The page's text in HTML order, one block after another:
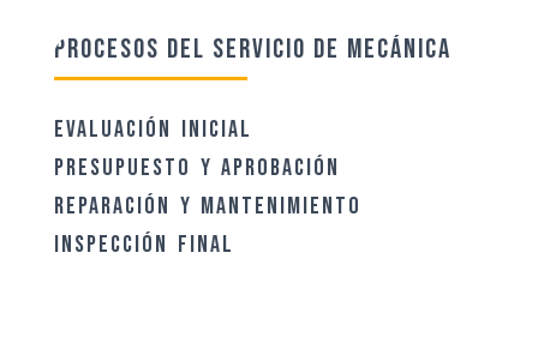
Procesos del servicio de mecánica
Evaluación Inicial
Presupuesto y Aprobación
Reparación y Mantenimiento
Inspección Final